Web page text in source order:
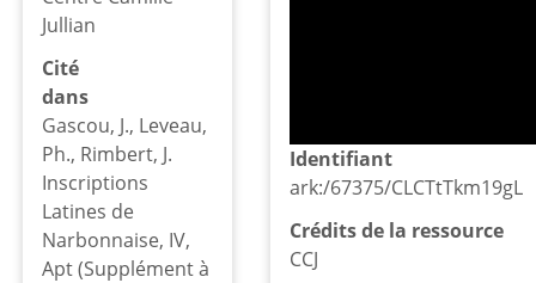
Jullian
Cité
dans
Gascou, J., Leveau,
Ph., Rimbert, J.
Inscriptions
Latines de
Narbonnaise, IV,
Apt (Supplément à
Identifiant
ark:/67375/CLCTtTkm19gL
Crédits de la ressource
CCJ